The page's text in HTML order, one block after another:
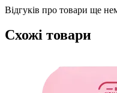
Відгуків про товари ще
Схожі товари